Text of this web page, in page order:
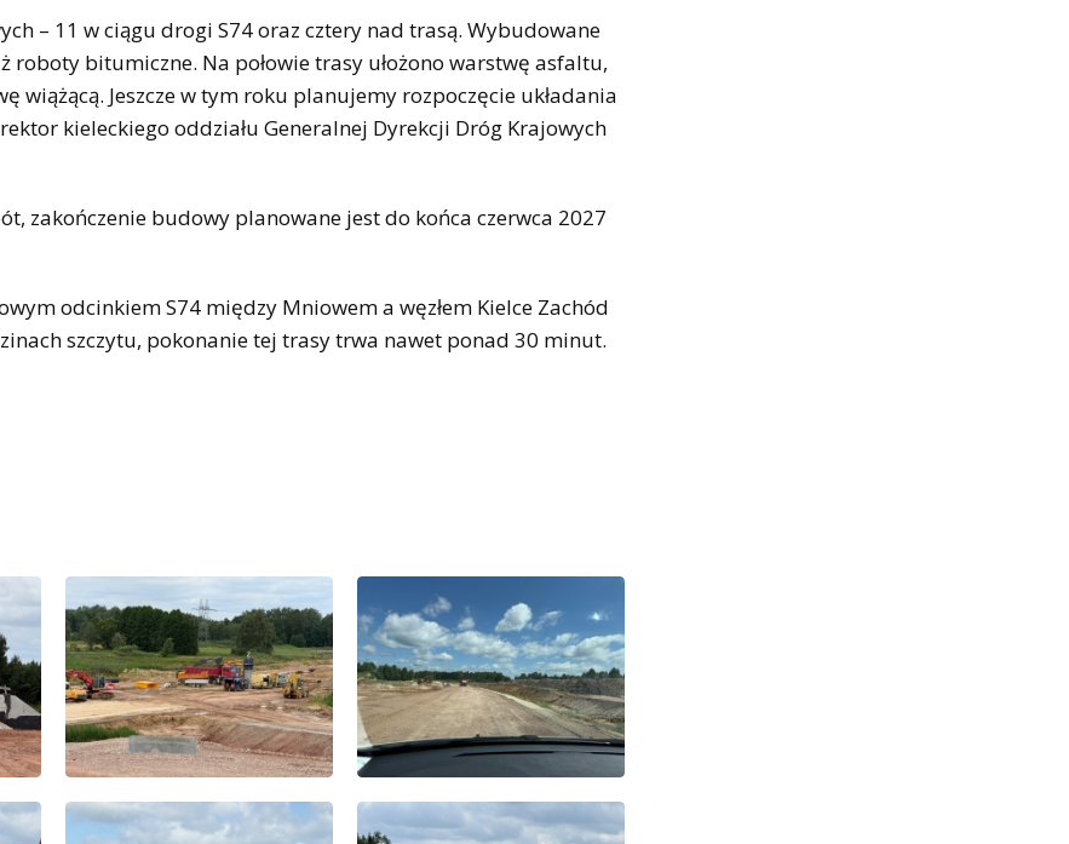
– 11 w ciągu drogi S74 oraz cztery nad trasą. Wybudowane
roboty bitumiczne. Na połowie trasy ułożono warstwę asfaltu,
wiążącą. Jeszcze w tym roku planujemy rozpoczęcie układania
kieleckiego oddziału Generalnej Dyrekcji Dróg Krajowych
zakończenie budowy planowane jest do końca czerwca 2027
odcinkiem S74 między Mniowem a węzłem Kielce Zachód
szczytu, pokonanie tej trasy trwa nawet ponad 30 minut.